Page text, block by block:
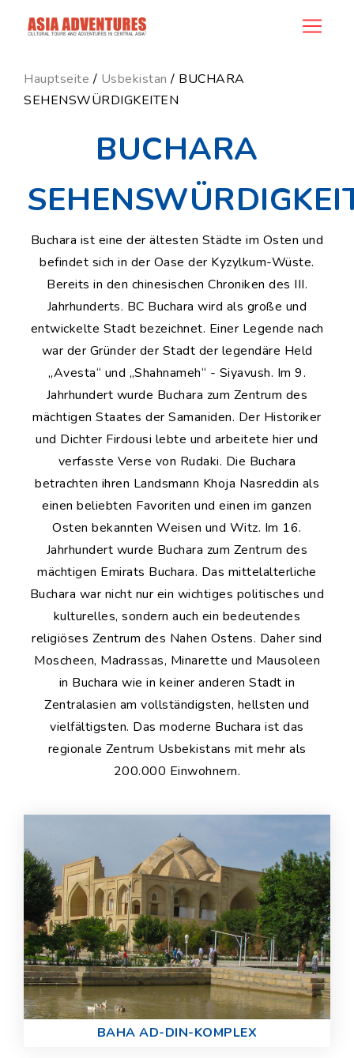
ncategory_id
Hauptseite / Usbekistan / BUCHARA
SEHENSWÜRDIGKEITEN
BUCHARA
Buchara ist eine der ältesten Städte im Osten und
befindet sich in der Oase der Kyzylkum-Wüste.
Bereits in den chinesischen Chroniken des III.
Jahrhunderts. BC Buchara wird als große und
entwickelte Stadt bezeichnet. Einer Legende nach
war der Gründer der Stadt der legendäre Held
„Avesta“ und „Shahnameh“ - Siyavush. Im 9.
Jahrhundert wurde Buchara zum Zentrum des
mächtigen Staates der Samaniden. Der Historiker
und Dichter Firdousi lebte und arbeitete hier und
verfasste Verse von Rudaki. Die Buchara
betrachten ihren Landsmann Khoja Nasreddin als
einen beliebten Favoriten und einen im ganzen
Osten bekannten Weisen und Witz. Im 16.
Jahrhundert wurde Buchara zum Zentrum des
mächtigen Emirats Buchara. Das mittelalterliche
Buchara war nicht nur ein wichtiges politisches und
kulturelles, sondern auch ein bedeutendes
religiöses Zentrum des Nahen Ostens. Daher sind
Moscheen, Madrassas, Minarette und Mausoleen
in Buchara wie in keiner anderen Stadt in
Zentralasien am vollständigsten, hellsten und
vielfältigsten. Das moderne Buchara ist das
regionale Zentrum Usbekistans mit mehr als
200.000 Einwohnern.
BAHA AD-DIN-KOMPLEX